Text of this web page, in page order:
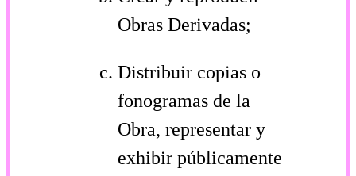
Obras Derivadas;
Distribuir copias o
fonogramas de la
Obra, representar y
exhibir públicamente